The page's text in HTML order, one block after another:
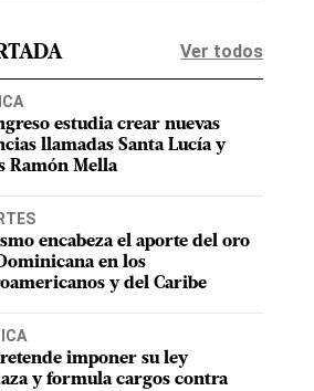
Ver todos
estudia crear nuevas
llamadas Santa Lucía y
Ramón Mella
encabeza el aporte del oro
en los
y del Caribe
imponer su ley
y formula cargos contra